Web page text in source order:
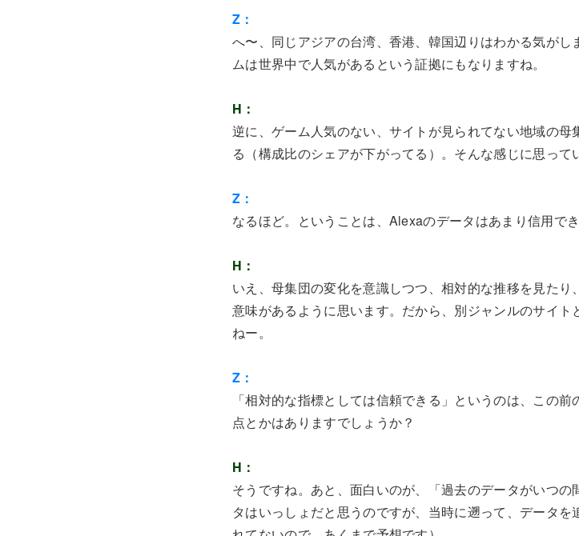
Z：
へ〜、同じアジアの台湾、香港、韓国辺りはわかる気が
ムは世界中で人気があるという証拠にもなりますね。
H：
逆に、ゲーム人気のない、サイトが見られてない地域の母
る（構成比のシェアが下がってる）。そんな感じに思って
Z：
なるほど。ということは、Alexaのデータはあまり信用で
H：
いえ、母集団の変化を意識しつつ、相対的な推移を見たり
意味があるように思います。だから、別ジャンルのサイ
ねー。
Z：
「相対的な指標としては信頼できる」というのは、この
点とかはありますでしょうか？
H：
そうですね。あと、面白いのが、「過去のデータがいつ
タはいっしょだと思うのですが、当時に遡って、データ